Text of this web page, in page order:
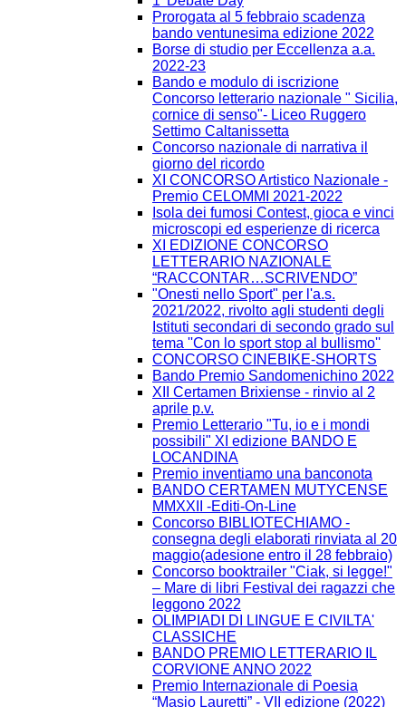
Prorogata al 5 febbraio scadenza
bando ventunesima edizione 2022
Borse di studio per Eccellenza a.a.
2022-23
Bando e modulo di iscrizione
Concorso letterario nazionale " Sicilia,
cornice di senso"- Liceo Ruggero
Settimo Caltanissetta
Concorso nazionale di narrativa il
giorno del ricordo
XI CONCORSO Artistico Nazionale -
Premio CELOMMI 2021-2022
Isola dei fumosi Contest, gioca e vinci
microscopi ed esperienze di ricerca
XI EDIZIONE CONCORSO
LETTERARIO NAZIONALE
“RACCONTAR…SCRIVENDO”
"Onesti nello Sport" per l'a.s.
2021/2022, rivolto agli studenti degli
Istituti secondari di secondo grado sul
tema ''Con lo sport stop al bullismo''
CONCORSO CINEBIKE-SHORTS
Bando Premio Sandomenichino 2022
XII Certamen Brixiense - rinvio al 2
aprile p.v.
Premio Letterario "Tu, io e i mondi
possibili" XI edizione BANDO E
LOCANDINA
Premio inventiamo una banconota
BANDO CERTAMEN MUTYCENSE
MMXXII -Editi-On-Line
Concorso BIBLIOTECHIAMO -
consegna degli elaborati rinviata al 20
maggio(adesione entro il 28 febbraio)
Concorso booktrailer "Ciak, si legge!"
– Mare di libri Festival dei ragazzi che
leggono 2022
OLIMPIADI DI LINGUE E CIVILTA'
CLASSICHE
BANDO PREMIO LETTERARIO IL
CORVIONE ANNO 2022
Premio Internazionale di Poesia
“Masio Lauretti” - VII edizione (2022)